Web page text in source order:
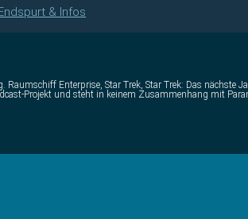
& Infos
Raumschiff Enterprise, Star Trek, Star Trek: Das nächste
Projekt und steht in keinem Zusammenhang mit